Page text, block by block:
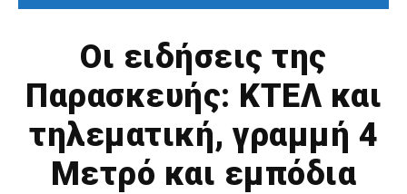
Οι ειδήσεις της
Παρασκευής: ΚΤΕΛ και
τηλεματική, γραμμή 4
Μετρό και εμπόδια